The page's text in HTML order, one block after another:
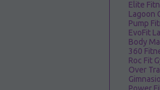
Elite
Lagoon
Pump
EvoFit
Body
360
Roc Fit
Over